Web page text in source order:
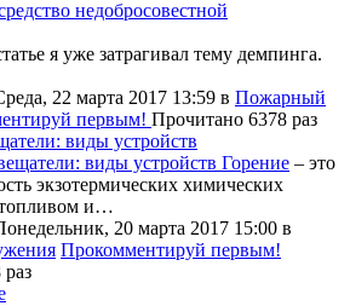
я уже затрагивал тему демпинга.
22 марта 2017 13:59 в Пожарный
первым! Прочитано 6378 раз
виды устройств
Горение – это
экзотермических химических
и…
20 марта 2017 15:00 в
Прокомментируй первым!